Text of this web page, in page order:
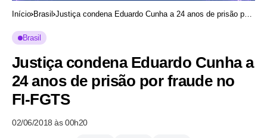
Início Brasil Justiça condena Eduardo Cunha a 24 anos de prisão por
Brasil
Justiça condena Eduardo Cunha a
24 anos de prisão por fraude no
FI-FGTS
02/06/2018 às 00h20